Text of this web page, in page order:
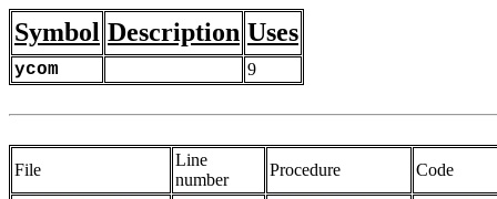
Symbol Description Uses
ycom 9
File
Line
number
Procedure Code